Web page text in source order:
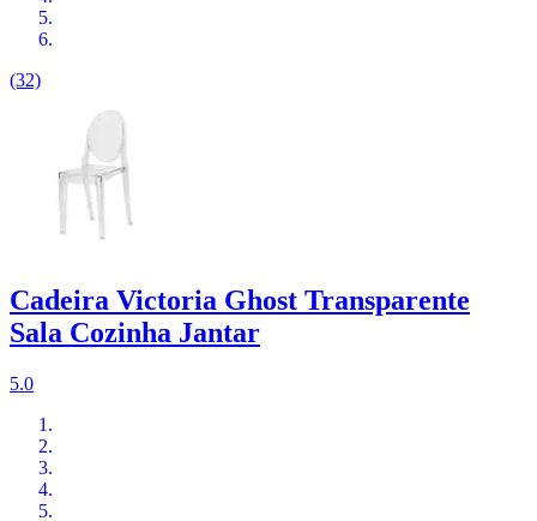
(32)
Cadeira Victoria Ghost Transparente
Sala Cozinha Jantar
5.0